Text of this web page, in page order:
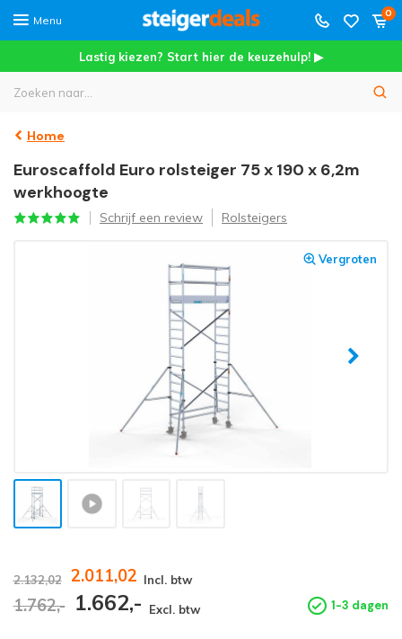
Menu
0
Lastig kiezen? Start hier de keuzehulp! ▶
Home
Euroscaffold Euro rolsteiger 75 x 190 x 6,2m
werkhoogte
Schrijf een review Rolsteigers
Vergroten
2.132,02 2.011,02 Incl. btw
1.762,- 1.662,- Excl. btw 1-3 dagen